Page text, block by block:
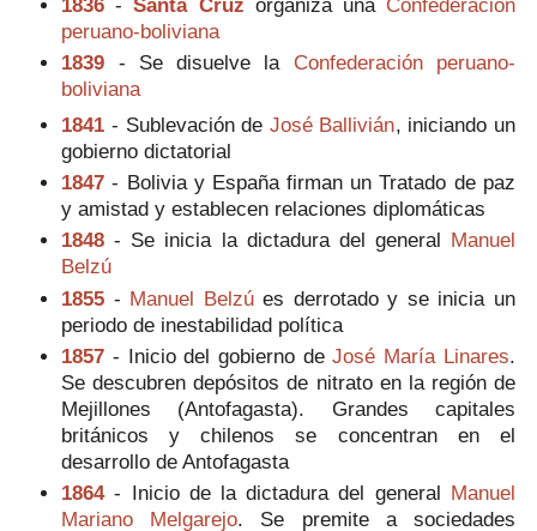
1836-Santa Cruz organiza una Confederación
peruano-boliviana
1839 - Se disuelve la Confederación peruano-
boliviana
1841 - Sublevación de José Ballivián, iniciando un
gobierno dictatorial
1847- Bolivia y España firman un Tratado de paz
y amistad y establecen relaciones diplomáticas
1848- Se inicia la dictadura del general
Manuel
Belzú
1855 - Manuel Belzúes derrotado y se inicia un
periodo de inestabilidad política
1857 - Inicio del gobierno deJosé María Linares.
Se descubren depósitos de nitrato en la región de
Mejillones (Antofagasta). Grandes capitales
británicos y chilenos se concentran en el
desarrollo de Antofagasta
1864- Inicio de la dictadura del general Manuel
Mariano Melgarejo. Se premite a sociedades